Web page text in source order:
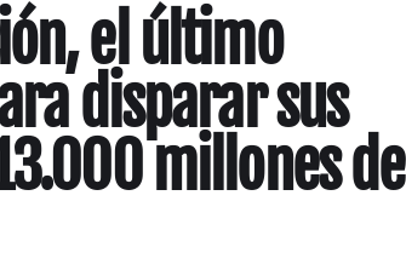
el último
disparar sus
millones de